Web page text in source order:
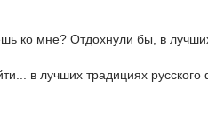
ко мне? Отдохнули бы, в
в лучших традициях русского